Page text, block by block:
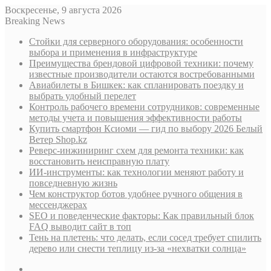
Воскресенье, 9 августа 2026
Breaking News
Стойки для серверного оборудования: особенности
выбора и применения в инфраструктуре
Преимущества брендовой цифровой техники: почему
известные производители остаются востребованными
Авиабилеты в Бишкек: как спланировать поездку и
выбрать удобный перелет
Контроль рабочего времени сотрудников: современные
методы учета и повышения эффективности работы
Купить смартфон Ксиоми — гид по выбору 2026 Белый
Ветер Shop.kz
Реверс-инжиниринг схем для ремонта техники: как
восстановить неисправную плату
ИИ-инструменты: как технологии меняют работу и
повседневную жизнь
Чем конструктор ботов удобнее ручного общения в
мессенджерах
SEO и поведенческие факторы: Как правильный блок
FAQ выводит сайт в топ
Тень на плетень: что делать, если сосед требует спилить
дерево или снести теплицу из-за «нехватки солнца»